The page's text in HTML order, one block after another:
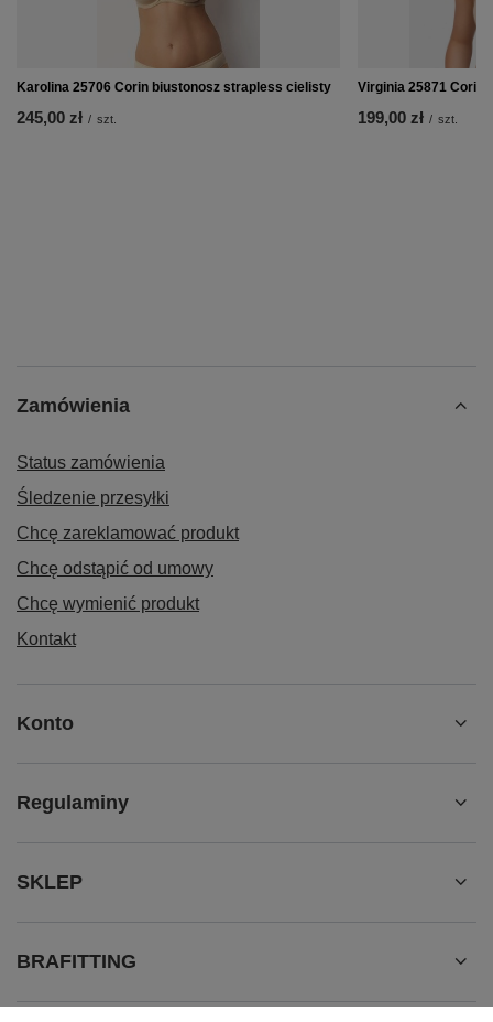
Karolina 25706 Corin biustonosz strapless cielisty
245,00 zł / szt.
Virginia 25871 Corin
199,00 zł / szt.
Zamówienia
Status zamówienia
Śledzenie przesyłki
Chcę zareklamować produkt
Chcę odstąpić od umowy
Chcę wymienić produkt
Kontakt
Konto
Regulaminy
SKLEP
BRAFITTING